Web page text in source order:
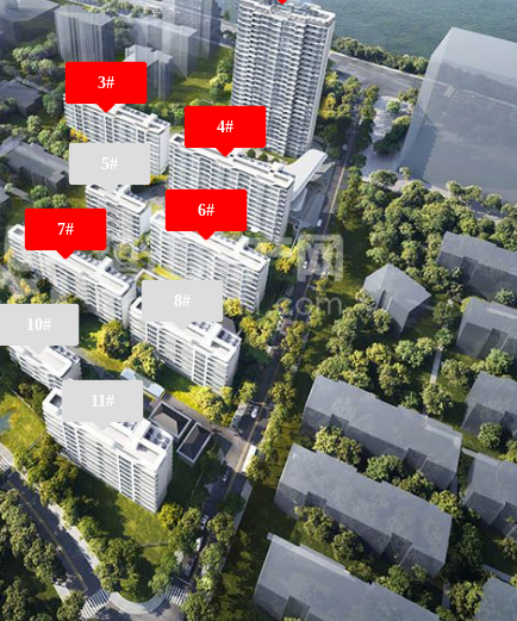
3#
4#
6#
7#
5#
8#
10#
11#